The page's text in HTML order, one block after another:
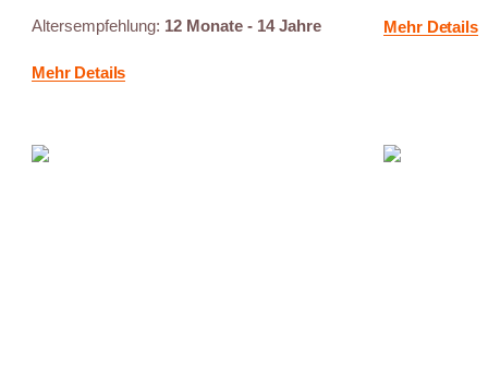
Altersempfehlung: 12 Monate - 14 Jahre
Mehr Details
Mehr Details